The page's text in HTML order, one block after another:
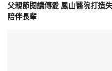
父親節閱讀傳愛 鳳山醫院打造
陪伴長輩